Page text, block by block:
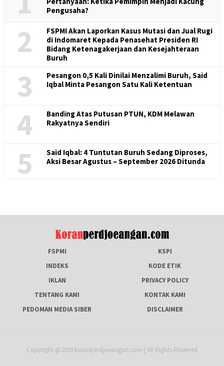
Pengusaha?
2
FSPMI Akan Laporkan Kasus Mutasi dan Jual Rugi
di Indomaret Kepada Penasehat Presiden RI
Bidang Ketenagakerjaan dan Kesejahteraan
Buruh
3
Pesangon 0,5 Kali Dinilai Menzalimi Buruh, Said
Iqbal Minta Pesangon Satu Kali Ketentuan
4
Banding Atas Putusan PTUN, KDM Melawan
Rakyatnya Sendiri
5
Said Iqbal: 4 Tuntutan Buruh Sedang Diproses,
Aksi Besar Agustus – September 2026 Ditunda
FSPMI
KSPI
INDEKS
KODE ETIK
IKLAN
PRIVACY POLICY
TENTANG KAMI
KONTAK KAMI
PEDOMAN MEDIA SIBER
DISCLAIMER
Copyright @2019 koranperdjoeangan.com | All Rights Reserved